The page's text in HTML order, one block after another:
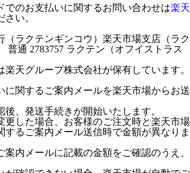
のお支払いに関するお問い合わせは楽天
さい。
（ラクテンギンコウ）楽天市場支店（ラク
普通 2783757 ラクテン（オフイストラス
天グループ株式会社が保有しています。
に関するご案内メールを楽天市場からお送
後、発送手続きが開始いたします。
更した場合、お客様のご注文時と楽天市場
するご案内メール送信時で金額が異なりま
案内メールに記載の金額をご確認のうえ、